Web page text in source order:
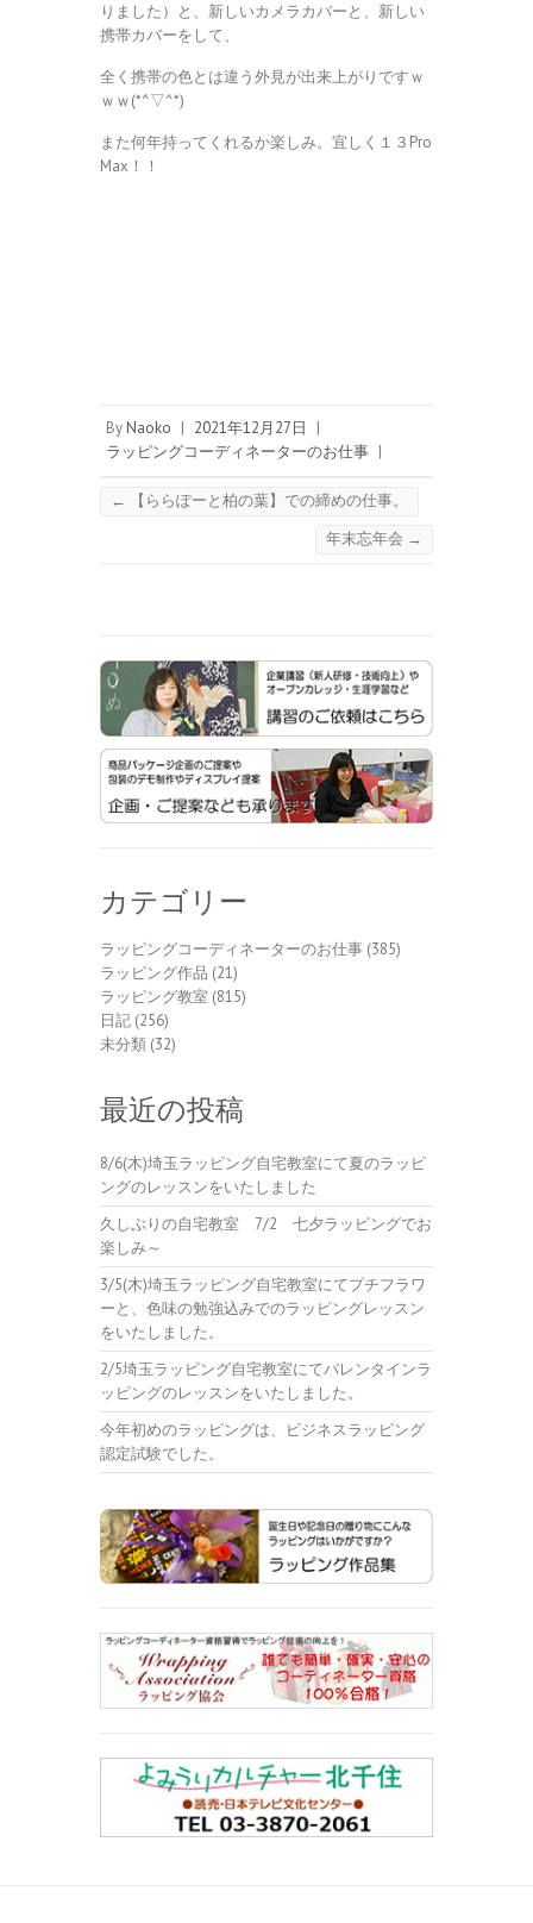
りました）と、新しいカメラカバーと、新しい
携帯カバーをして、
全く携帯の色とは違う外見が出来上がりですｗ
ｗｗ(*^▽^*)
また何年持ってくれるか楽しみ。宜しく１３Pro
Max！！
By Naoko | 2021年12月27日
|
ラッピングコーディネーターのお仕事 |
←
【ららぽーと柏の葉】での締めの仕事。
年末忘年会 →
カテゴリー
ラッピングコーディネーターのお仕事 (385)
ラッピング作品 (21)
ラッピング教室 (815)
日記 (256)
未分類 (32)
最近の投稿
8/6(木)埼玉ラッピング自宅教室にて夏のラッピ
ングのレッスンをいたしました
久しぶりの自宅教室 7/2 七夕ラッピングでお
楽しみ～
3/5(木)埼玉ラッピング自宅教室にてプチフラワ
ーと、色味の勉強込みでのラッピングレッスン
をいたしました。
2/5埼玉ラッピング自宅教室にてバレンタインラ
ッピングのレッスンをいたしました。
今年初めのラッピングは、ビジネスラッピング
認定試験でした。